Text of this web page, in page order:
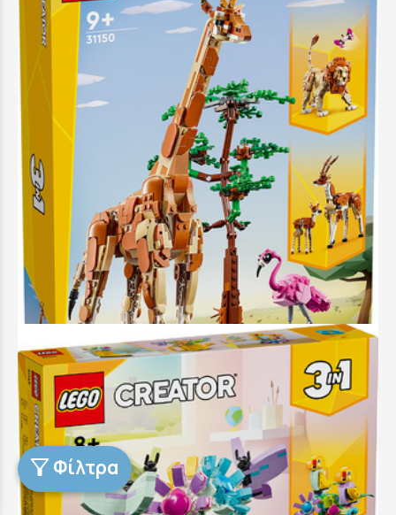
Φίλτρα
Lego Creator 3in1 Wild Safari Animals - 31150
69,99 €
Προσθήκη στο Καλάθι
Άμεσα διαθέσιμο
Copyright © 2018 - 2026 Παιδικά Παιχνίδια στην Πάτρα -
Kiderella
Κατασκευή Ιστοσελίδων New Media Soft